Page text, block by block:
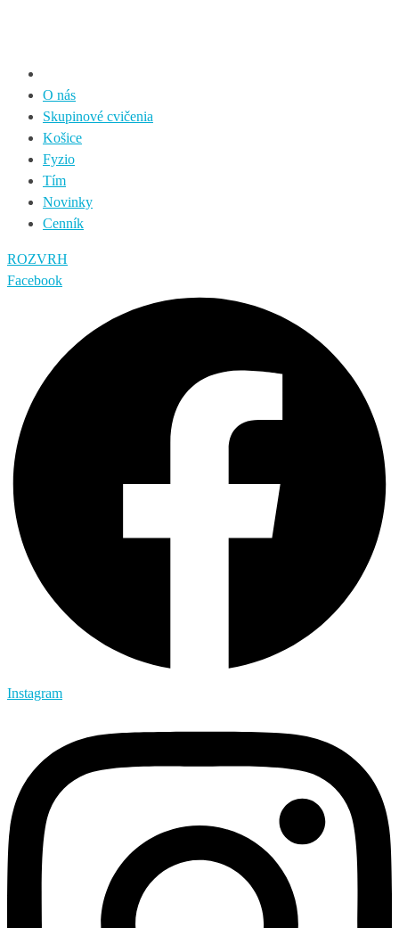
O nás
Skupinové cvičenia
Košice
Fyzio
Tím
Novinky
Cenník
ROZVRH
Facebook
Instagram